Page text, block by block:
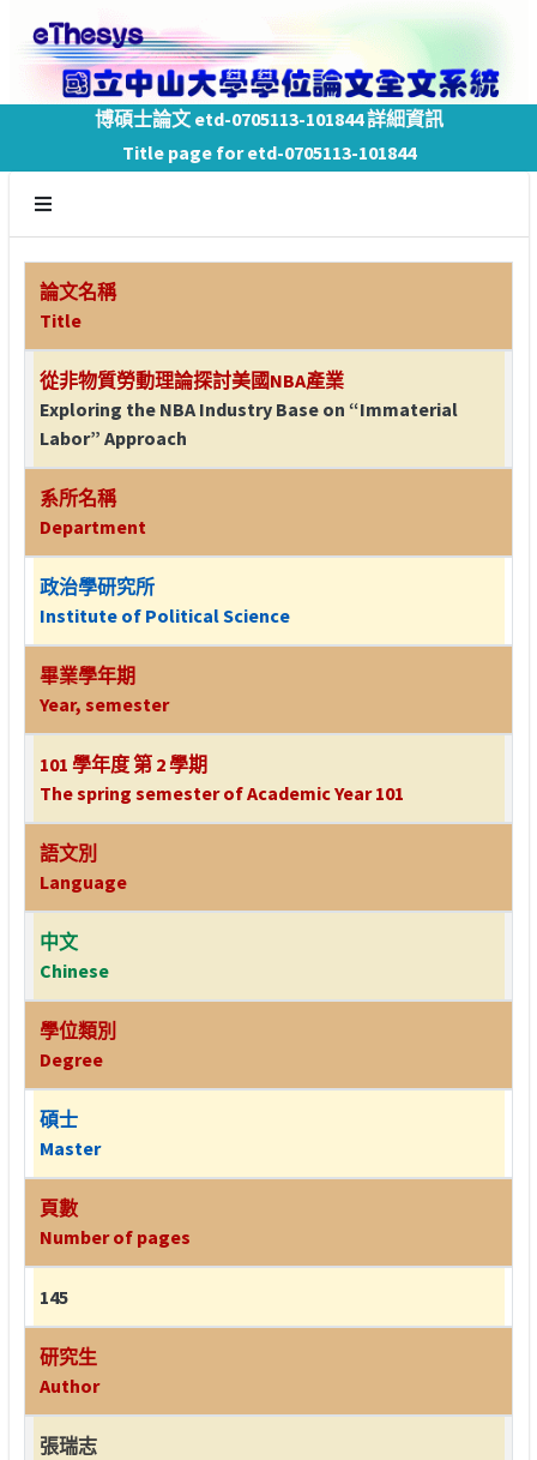
博碩士論文 etd-0705113-101844 詳細資訊
Title page for etd-0705113-101844
論文名稱
Title
從非物質勞動理論探討美國NBA產業
Exploring the NBA Industry Base on “Immaterial
Labor” Approach
系所名稱
Department
政治學研究所
Institute of Political Science
畢業學年期
Year, semester
101 學年度 第 2 學期
The spring semester of Academic Year 101
語文別
Language
中文
Chinese
學位類別
Degree
碩士
Master
頁數
Number of pages
145
研究生
Author
張瑞志